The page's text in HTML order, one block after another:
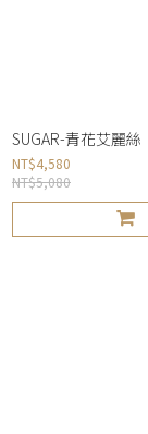
SUGAR-青花艾麗絲
NT$4,580
NT$5,080